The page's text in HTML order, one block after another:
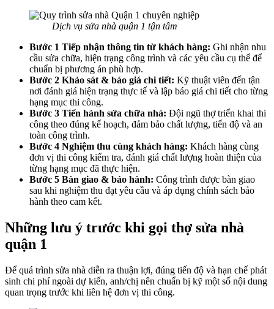
Dịch vụ sửa nhà quận 1 tận tâm
Bước 1 Tiếp nhận thông tin từ khách hàng: Ghi nhận nhu
cầu sửa chữa, hiện trạng công trình và các yêu cầu cụ thể để
chuẩn bị phương án phù hợp.
Bước 2 Khảo sát & báo giá chi tiết: Kỹ thuật viên đến tận
nơi đánh giá hiện trạng thực tế và lập báo giá chi tiết cho từng
hạng mục thi công.
Bước 3 Tiến hành sửa chữa nhà: Đội ngũ thợ triển khai thi
công theo đúng kế hoạch, đảm bảo chất lượng, tiến độ và an
toàn công trình.
Bước 4 Nghiệm thu cùng khách hàng: Khách hàng cùng
đơn vị thi công kiểm tra, đánh giá chất lượng hoàn thiện của
từng hạng mục đã thực hiện.
Bước 5 Bàn giao & bảo hành: Công trình được bàn giao
sau khi nghiệm thu đạt yêu cầu và áp dụng chính sách bảo
hành theo cam kết.
Những lưu ý trước khi gọi thợ sửa nhà
quận 1
Để quá trình sửa nhà diễn ra thuận lợi, đúng tiến độ và hạn chế phát
sinh chi phí ngoài dự kiến, anh/chị nên chuẩn bị kỹ một số nội dung
quan trọng trước khi liên hệ đơn vị thi công.